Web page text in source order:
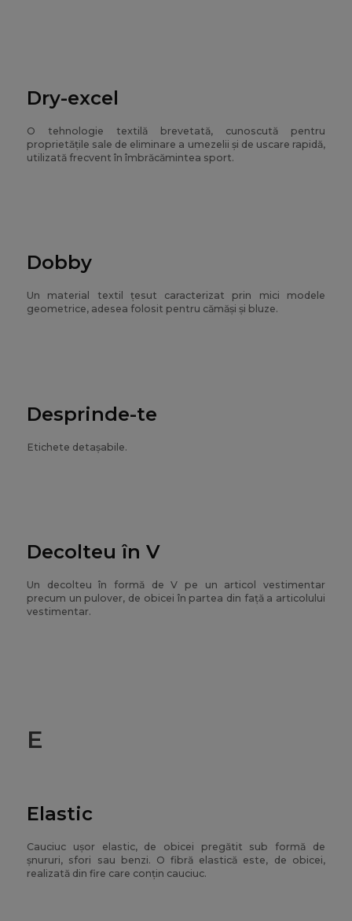
Dry-excel
O tehnologie textilă brevetată, cunoscută pentru
proprietățile sale de eliminare a umezelii și de uscare rapidă,
utilizată frecvent în îmbrăcămintea sport.
Dobby
Un material textil țesut caracterizat prin mici modele
geometrice, adesea folosit pentru cămăși și bluze.
Desprinde-te
Etichete detașabile.
Decolteu în V
Un decolteu în formă de V pe un articol vestimentar
precum un pulover, de obicei în partea din față a articolului
vestimentar.
E
Elastic
Cauciuc ușor elastic, de obicei pregătit sub formă de
șnururi, sfori sau benzi. O fibră elastică este, de obicei,
realizată din fire care conțin cauciuc.